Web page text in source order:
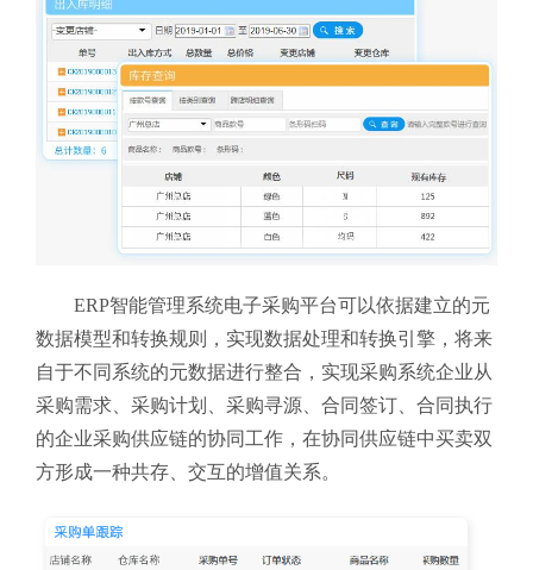
ERP智能管理系统电子采购平台可以依据建立的元
数据模型和转换规则，实现数据处理和转换引擎，将来
自于不同系统的元数据进行整合，实现采购系统企业从
采购需求、采购计划、采购寻源、合同签订、合同执行
的企业采购供应链的协同工作，在协同供应链中买卖双
方形成一种共存、交互的增值关系。